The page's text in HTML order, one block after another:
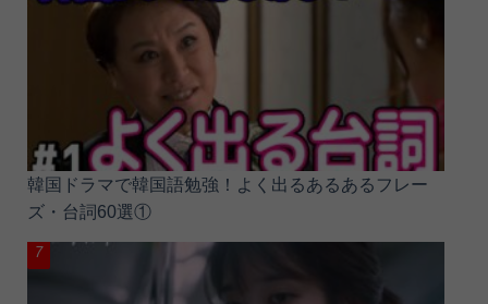
韓国ドラマで韓国語勉強！よく出るあるあるフレー
ズ・台詞60選①